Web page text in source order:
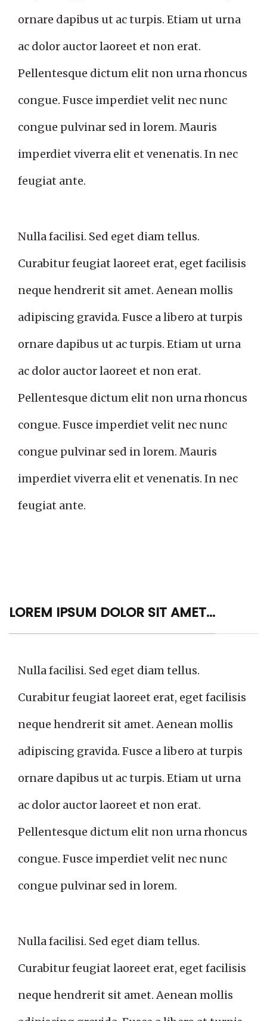
ornare dapibus ut ac turpis. Etiam ut urna
ac dolor auctor laoreet et non erat.
Pellentesque dictum elit non urna rhoncus
congue. Fusce imperdiet velit nec nunc
congue pulvinar sed in lorem. Mauris
imperdiet viverra elit et venenatis. In nec
feugiat ante.
Nulla facilisi. Sed eget diam tellus.
Curabitur feugiat laoreet erat, eget facilisis
neque hendrerit sit amet. Aenean mollis
adipiscing gravida. Fusce a libero at turpis
ornare dapibus ut ac turpis. Etiam ut urna
ac dolor auctor laoreet et non erat.
Pellentesque dictum elit non urna rhoncus
congue. Fusce imperdiet velit nec nunc
congue pulvinar sed in lorem. Mauris
imperdiet viverra elit et venenatis. In nec
feugiat ante.
LOREM IPSUM DOLOR SIT AMET...
Nulla facilisi. Sed eget diam tellus.
Curabitur feugiat laoreet erat, eget facilisis
neque hendrerit sit amet. Aenean mollis
adipiscing gravida. Fusce a libero at turpis
ornare dapibus ut ac turpis. Etiam ut urna
ac dolor auctor laoreet et non erat.
Pellentesque dictum elit non urna rhoncus
congue. Fusce imperdiet velit nec nunc
congue pulvinar sed in lorem.
Nulla facilisi. Sed eget diam tellus.
Curabitur feugiat laoreet erat, eget facilisis
neque hendrerit sit amet. Aenean mollis